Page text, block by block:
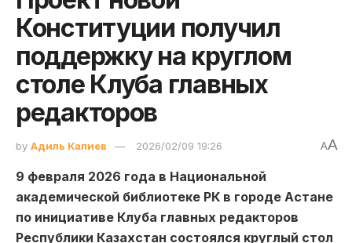
Конституции получил
поддержку на круглом
столе Клуба главных
редакторов
by Адиль Калиев 2026/02/09 19:26 AA
9 февраля 2026 года в Национальной
академической библиотеке РК в городе Астане
по инициативе Клуба главных редакторов
Республики Казахстан состоялся круглый стол